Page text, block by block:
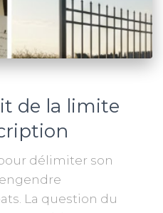
de la limite
délimiter son
La question du